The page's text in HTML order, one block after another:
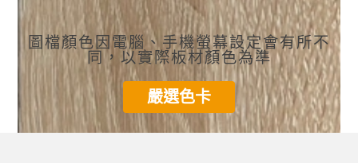
圖檔顏色因電腦、手機螢幕設定會有所不
同，以實際板材顏色為準
嚴選色卡